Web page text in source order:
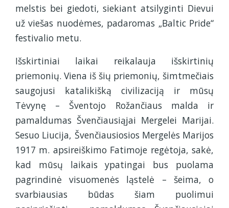
melstis bei giedoti, siekiant atsilyginti Dievui
už viešas nuodėmes, padaromas „Baltic Pride“
festivalio metu.
Išskirtiniai laikai reikalauja išskirtinių
priemonių. Viena iš šių priemonių, šimtmečiais
saugojusi katalikišką civilizaciją ir mūsų
Tėvynę – Šventojo Rožančiaus malda ir
pamaldumas Švenčiausiąjai Mergelei Marijai.
Sesuo Liucija, Švenčiausiosios Mergelės Marijos
1917 m. apsireiškimo Fatimoje regėtoja, sakė,
kad mūsų laikais ypatingai bus puolama
pagrindinė visuomenės ląstelė – šeima, o
svarbiausias būdas šiam puolimui